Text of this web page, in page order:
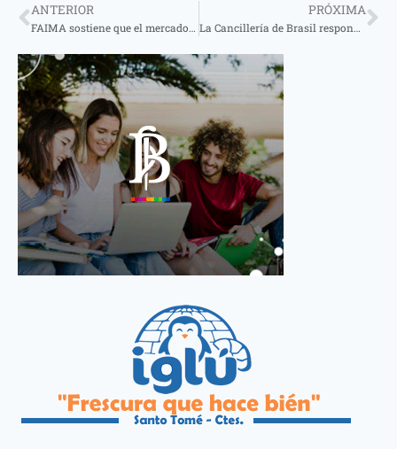
ANTERIOR
FAIMA sostiene que el mercado de la madera sigue sin recuperación
PRÓXIMA
La Cancillería de Brasil responde a la Cámara de Vereadores de São Borja y afirma que las nuevas reglas migratorias de Argentina aún no tienen vigencia